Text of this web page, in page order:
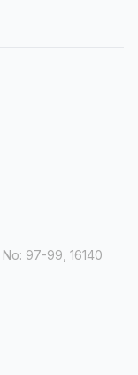
No: 97-99, 16140